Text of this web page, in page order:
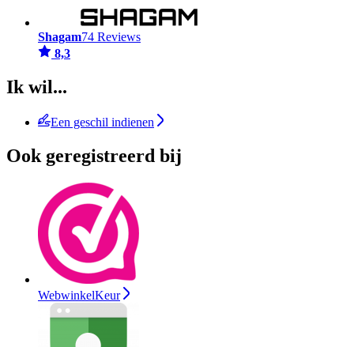
Shagam74 Reviews
8,3
Ik wil...
Een geschil indienen
Ook geregistreerd bij
WebwinkelKeur